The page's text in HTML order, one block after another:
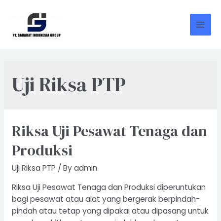
content
Uji Riksa PTP
Riksa Uji Pesawat Tenaga dan
Produksi
Uji Riksa PTP / Byadmin
Riksa Uji Pesawat Tenaga dan Produksi diperuntukan
bagi pesawat atau alat yang bergerak berpindah-
pindah atau tetap yang dipakai atau dipasang untuk